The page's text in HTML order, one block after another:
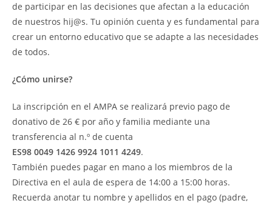
de participar en las decisiones que afectan a la educación
de nuestros hij@s. Tu opinión cuenta y es fundamental para
crear un entorno educativo que se adapte a las necesidades
de todos.
¿Cómo unirse?
La inscripción en el AMPA se realizará previo pago de
donativo de 26 € por año y familia mediante una
transferencia al n.º de cuenta
ES98 0049 1426 9924 1011 4249.
También puedes pagar en mano a los miembros de la
Directiva en el aula de espera de 14:00 a 15:00 horas.
Recuerda anotar tu nombre y apellidos en el pago (padre,